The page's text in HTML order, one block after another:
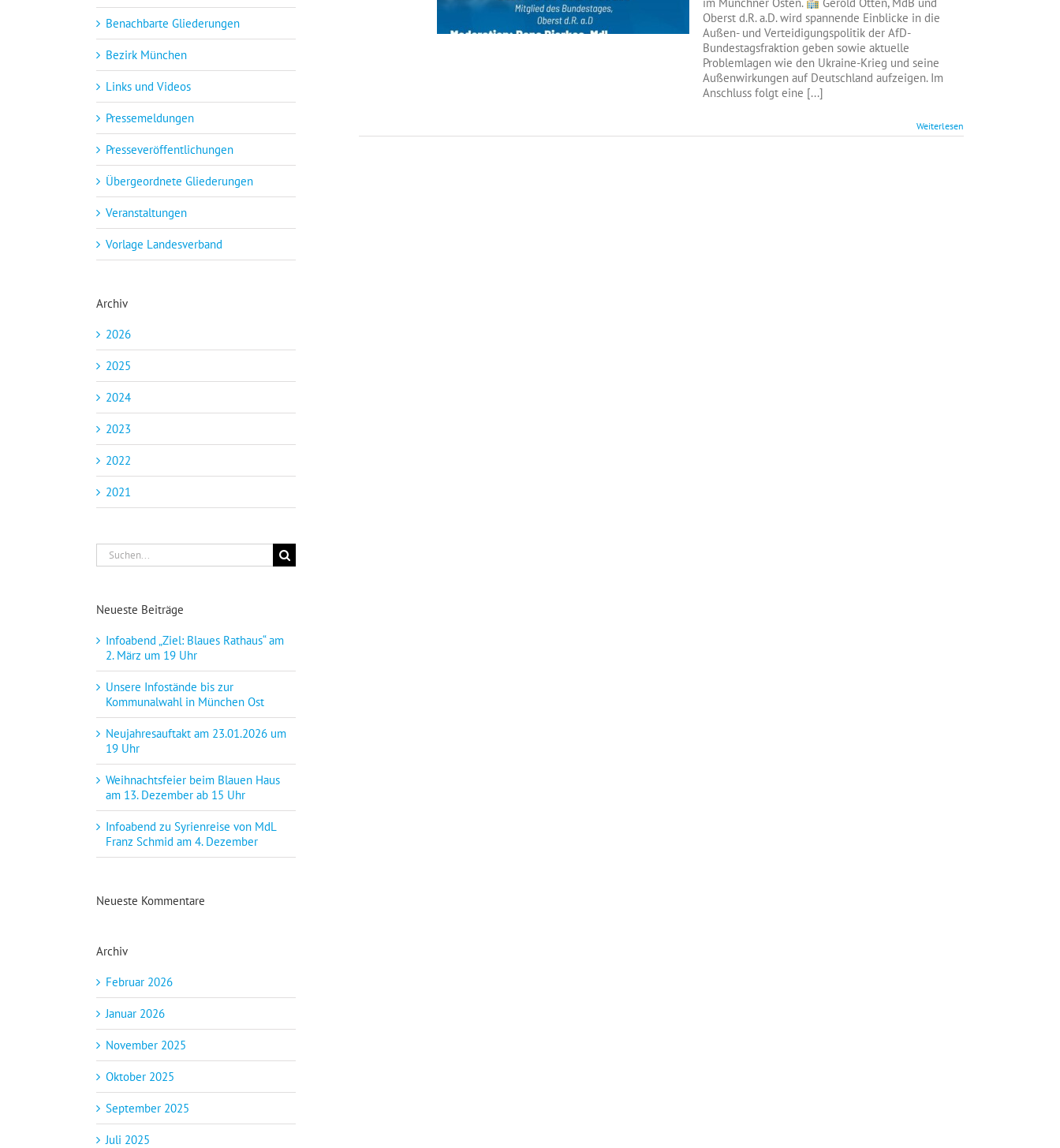
Oberst d.R. a.D. wird spannende Einblicke in die
Außen- und Verteidigungspolitik der AfD-
Bundestagsfraktion geben sowie aktuelle
Problemlagen wie den Ukraine-Krieg und seine
Außenwirkungen auf Deutschland aufzeigen. Im
Anschluss folgt eine [...]
Weiterlesen
Benachbarte Gliederungen
Bezirk München
Links und Videos
Pressemeldungen
Presseveröffentlichungen
Übergeordnete Gliederungen
Veranstaltungen
Vorlage Landesverband
Archiv
2026
2025
2024
2023
2022
2021
Suche
nach:
Neueste Beiträge
Infoabend „Ziel: Blaues Rathaus“ am
2. März um 19 Uhr
Unsere Infostände bis zur
Kommunalwahl in München Ost
Neujahresauftakt am 23.01.2026 um
19 Uhr
Weihnachtsfeier beim Blauen Haus
am 13. Dezember ab 15 Uhr
Infoabend zu Syrienreise von MdL
Franz Schmid am 4. Dezember
Neueste Kommentare
Archiv
Februar 2026
Januar 2026
November 2025
Oktober 2025
September 2025
Juli 2025